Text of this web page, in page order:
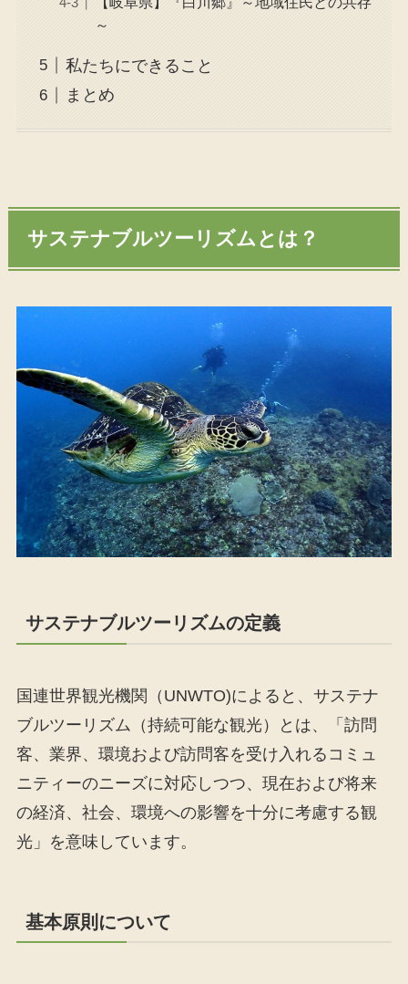
～
私たちにできること
まとめ
サステナブルツーリズムとは？
サステナブルツーリズムの定義
国連世界観光機関（UNWTO)によると、サステナ
ブルツーリズム（持続可能な観光）とは、「訪問
客、業界、環境および訪問客を受け入れるコミュ
ニティーのニーズに対応しつつ、現在および将来
の経済、社会、環境への影響を十分に考慮する観
光」を意味しています。
基本原則について